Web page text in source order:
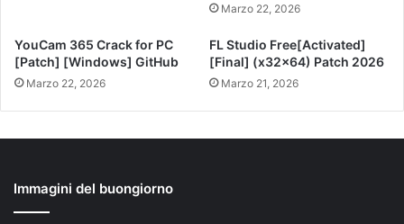
Marzo 22, 2026
YouCam 365 Crack for PC
[Patch] [Windows] GitHub
Marzo 22, 2026
FL Studio Free[Activated]
[Final] (x32x64) Patch 2026
Marzo 21, 2026
Immagini del buongiorno